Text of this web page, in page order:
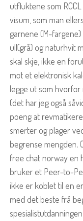
utfluktene som
visum, som man
garnene (M-fargene)
ull(grå) og naturhvit
skal skje, ikke en
mot et elektronisk
legge ut som
(det har jeg også
poeng at
smerter og plager
begrense mengden.
free chat norway en
bruker et Peer-to-
ikke er koblet til en
med det beste frå